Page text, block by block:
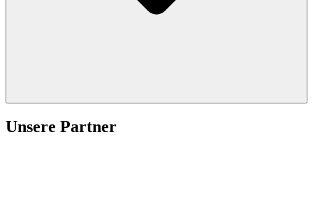
Unsere Partner